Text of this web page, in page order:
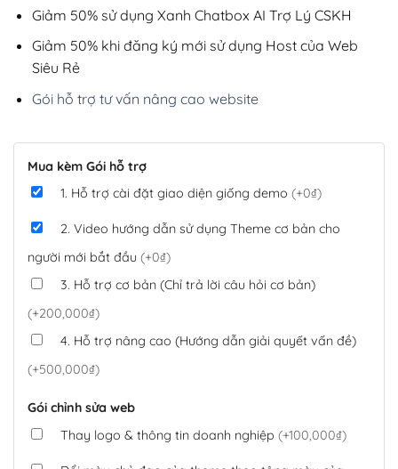
Giảm 50% sử dụng Xanh Chatbox AI Trợ Lý CSKH
Giảm 50% khi đăng ký mới sử dụng Host của Web
Siêu Rẻ
Gói hỗ trợ tư vấn nâng cao website
Mua kèm Gói hỗ trợ
1. Hỗ trợ cài đặt giao diện giống demo (+0₫)
2. Video hướng dẫn sử dụng Theme cơ bản cho
người mới bắt đầu (+0₫)
3. Hỗ trợ cơ bản (Chỉ trả lời câu hỏi cơ bản)
(+200,000₫)
4. Hỗ trợ nâng cao (Hướng dẫn giải quyết vấn đề)
(+500,000₫)
Gói chỉnh sửa web
Thay logo & thông tin doanh nghiệp (+100,000₫)